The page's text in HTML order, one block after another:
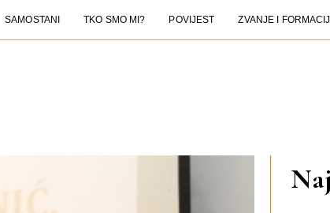
SAMOSTANI TKO SMO MI? POVIJEST ZVANJE I